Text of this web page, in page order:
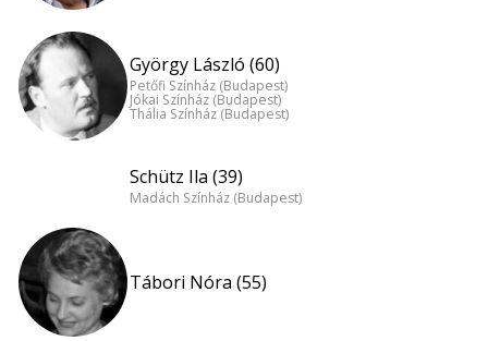
György László (60)
Petőfi Színház (Budapest)
Jókai Színház (Budapest)
Thália Színház (Budapest)
Schütz Ila (39)
Madách Színház (Budapest)
Tábori Nóra (55)